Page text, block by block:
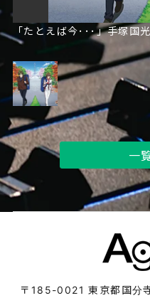
「たとえば今･･･」手塚国
一
〒185-0021 東京都国分